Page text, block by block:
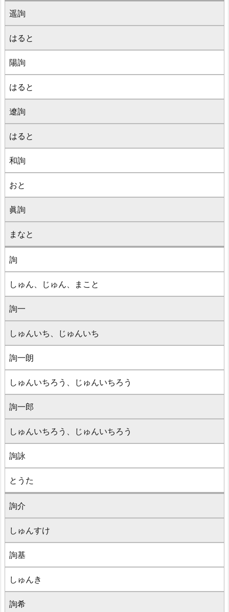
遥詢
はると
陽詢
はると
遼詢
はると
和詢
おと
眞詢
まなと
詢
しゅん、じゅん、まこと
詢一
しゅんいち、じゅんいち
詢一朗
しゅんいちろう、じゅんいちろう
詢一郎
しゅんいちろう、じゅんいちろう
詢詠
とうた
詢介
しゅんすけ
詢基
しゅんき
詢希